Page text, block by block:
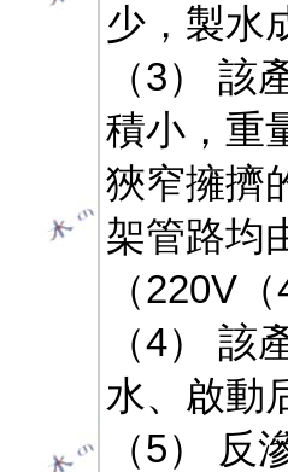
少，製水
（3） 該
積小，重
狹窄擁擠
架管路均
（220V
（4） 該
水、啟動
（5） 反